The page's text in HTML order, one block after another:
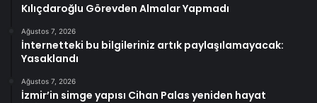
Kılıçdaroğlu Görevden Almalar Yapmadı
Ağustos 7, 2026
İnternetteki bu bilgileriniz artık paylaşılamayacak:
Yasaklandı
Ağustos 7, 2026
İzmir’in simge yapısı Cihan Palas yeniden hayat